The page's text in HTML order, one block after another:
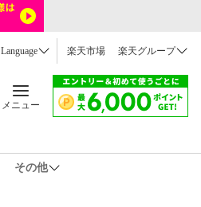
Language 楽天市場 楽天グループ
メニュー
その他